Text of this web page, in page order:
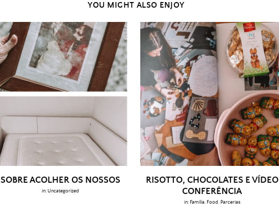
YOU MIGHT ALSO ENJOY
SOBRE ACOLHER OS NOSSOS
in: Uncategorized
RISOTTO, CHOCOLATES E VÍDEO
CONFERÊNCIA
in: Família, Food Parcerias